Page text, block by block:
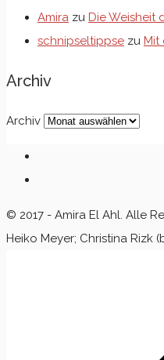
Amira zu Die Weisheit
schnipseltippse zu Mit
Archiv
Archiv
© 2017 - Amira El Ahl. Alle
Heiko Meyer; Christina Rizk